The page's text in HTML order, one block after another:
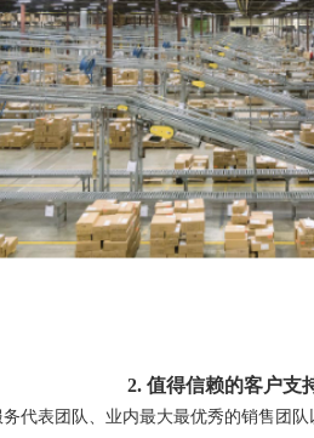
2. 值得信赖的客户支
代表团队、业内最大最优秀的销售团